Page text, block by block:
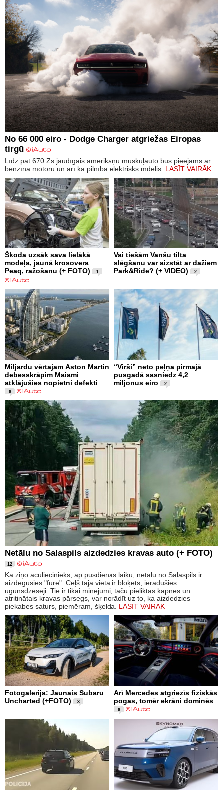
No 66 000 eiro - Dodge Charger atgriežas Eiropas
tirgū
Līdz pat 670 Zs jaudīgais amerikāņu muskuļauto būs pieejams ar
benzīna motoru un arī kā pilnībā elektrisks mdelis. LASĪT VAIRĀK
Škoda uzsāk sava lielākā
modeļa, jaunā krosovera
Peaq, ražošanu (+ FOTO)
1
Vai tiešām Vanšu tilta
slēgšanu var aizstāt ar dažiem
Park&Ride? (+ VIDEO)
2
Miljardu vērtajam Aston Martin
debesskrāpim Maiami
atklājušies nopietni defekti
6
“Virši” neto peļņa pirmajā
pusgadā sasniedz 4,2
miljonus eiro
2
Netālu no Salaspils aizdedzies kravas auto (+ FOTO)
12
Kā ziņo aculiecinieks, ap pusdienas laiku, netālu no Salaspils ir
aizdegusies "fūre". Ceļš tajā vietā ir bloķēts, ieradušies
ugunsdzēsēji. Tie ir tikai minējumi, taču pieliktās kāpnes un
atritinātais kravas pārsegs, var norādīt uz to, ka aizdedzies
piekabes saturs, piemēram, šķelda. LASĪT VAIRĀK
Fotogalerija: Jaunais Subaru
Uncharted (+FOTO)
3
Arī Mercedes atgriezīs fiziskās
pogas, tomēr ekrāni dominēs
6